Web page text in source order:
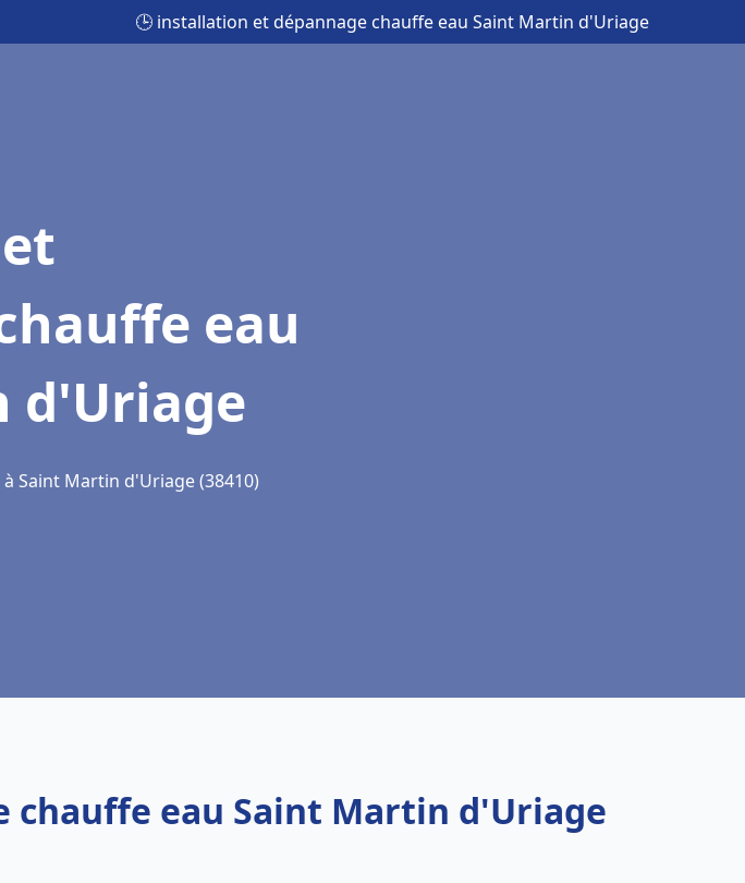
🕒 installation et dépannage chauffe eau Saint Martin d'Uriage
eau
d'Uriage
Saint Martin d'Uriage (38410)
eau Saint Martin d'Uriage